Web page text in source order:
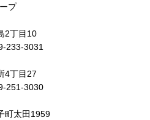
プ
2丁目10
233-3031
4丁目27
251-3030
町太田1959